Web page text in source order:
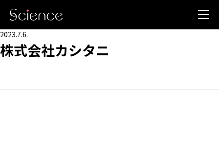
2023.7.6.
株式会社カシタニ